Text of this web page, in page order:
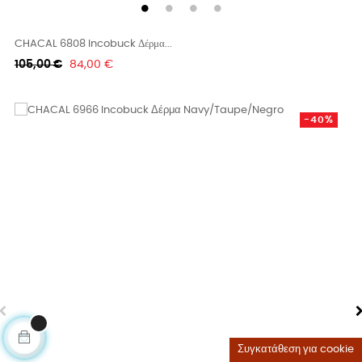
CHACAL 6808 Incobuck Δέρμα...
Κανονική
105,00 € Τιμή
84,00 €
-40%
Συγκατάθεση για cookie